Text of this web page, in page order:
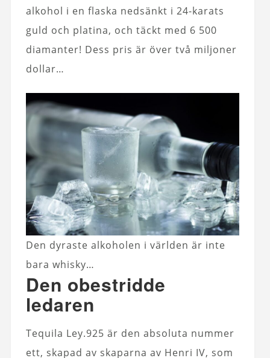
alkohol i en flaska nedsänkt i 24-karats
guld och platina, och täckt med 6 500
diamanter! Dess pris är över två miljoner
dollar…
Den dyraste alkoholen i världen är inte
bara whisky…
Den obestridde
ledaren
Tequila Ley.925 är den absoluta nummer
ett, skapad av skaparna av Henri IV, som